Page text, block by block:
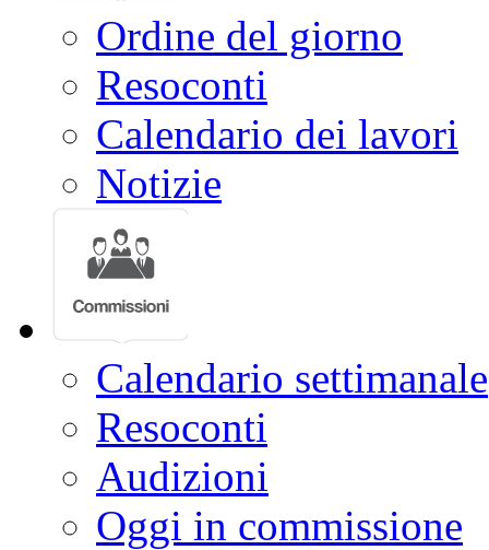
Ordine del giorno
Resoconti
Calendario dei lavori
Notizie
Calendario settimanale
Resoconti
Audizioni
Oggi in commissione